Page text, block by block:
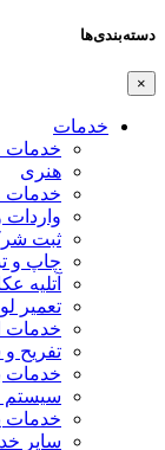
دسته‌بندی‌ها
×
خدمات
خدمات
هنری
خدمات
ثبت
چاپ و
آتلیه
تعمیر
خدمات
تفریح
خدمات
سیستم
خدمات
سایر